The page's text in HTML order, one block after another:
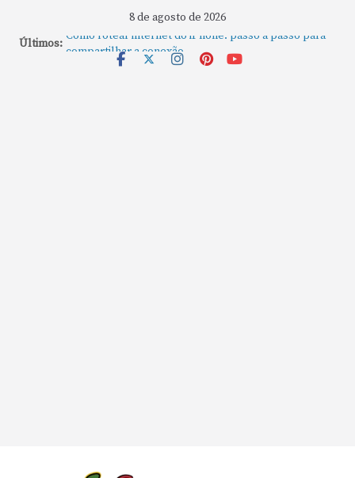
8 de agosto de 2026
Últimos: Como rotear internet do iPhone: passo a passo para
compartilhar a conexão